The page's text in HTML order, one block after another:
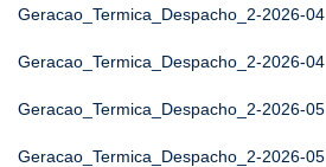
Geracao_Termica_Despacho_2-2026-04
Geracao_Termica_Despacho_2-2026-04
Geracao_Termica_Despacho_2-2026-05
Geracao_Termica_Despacho_2-2026-05